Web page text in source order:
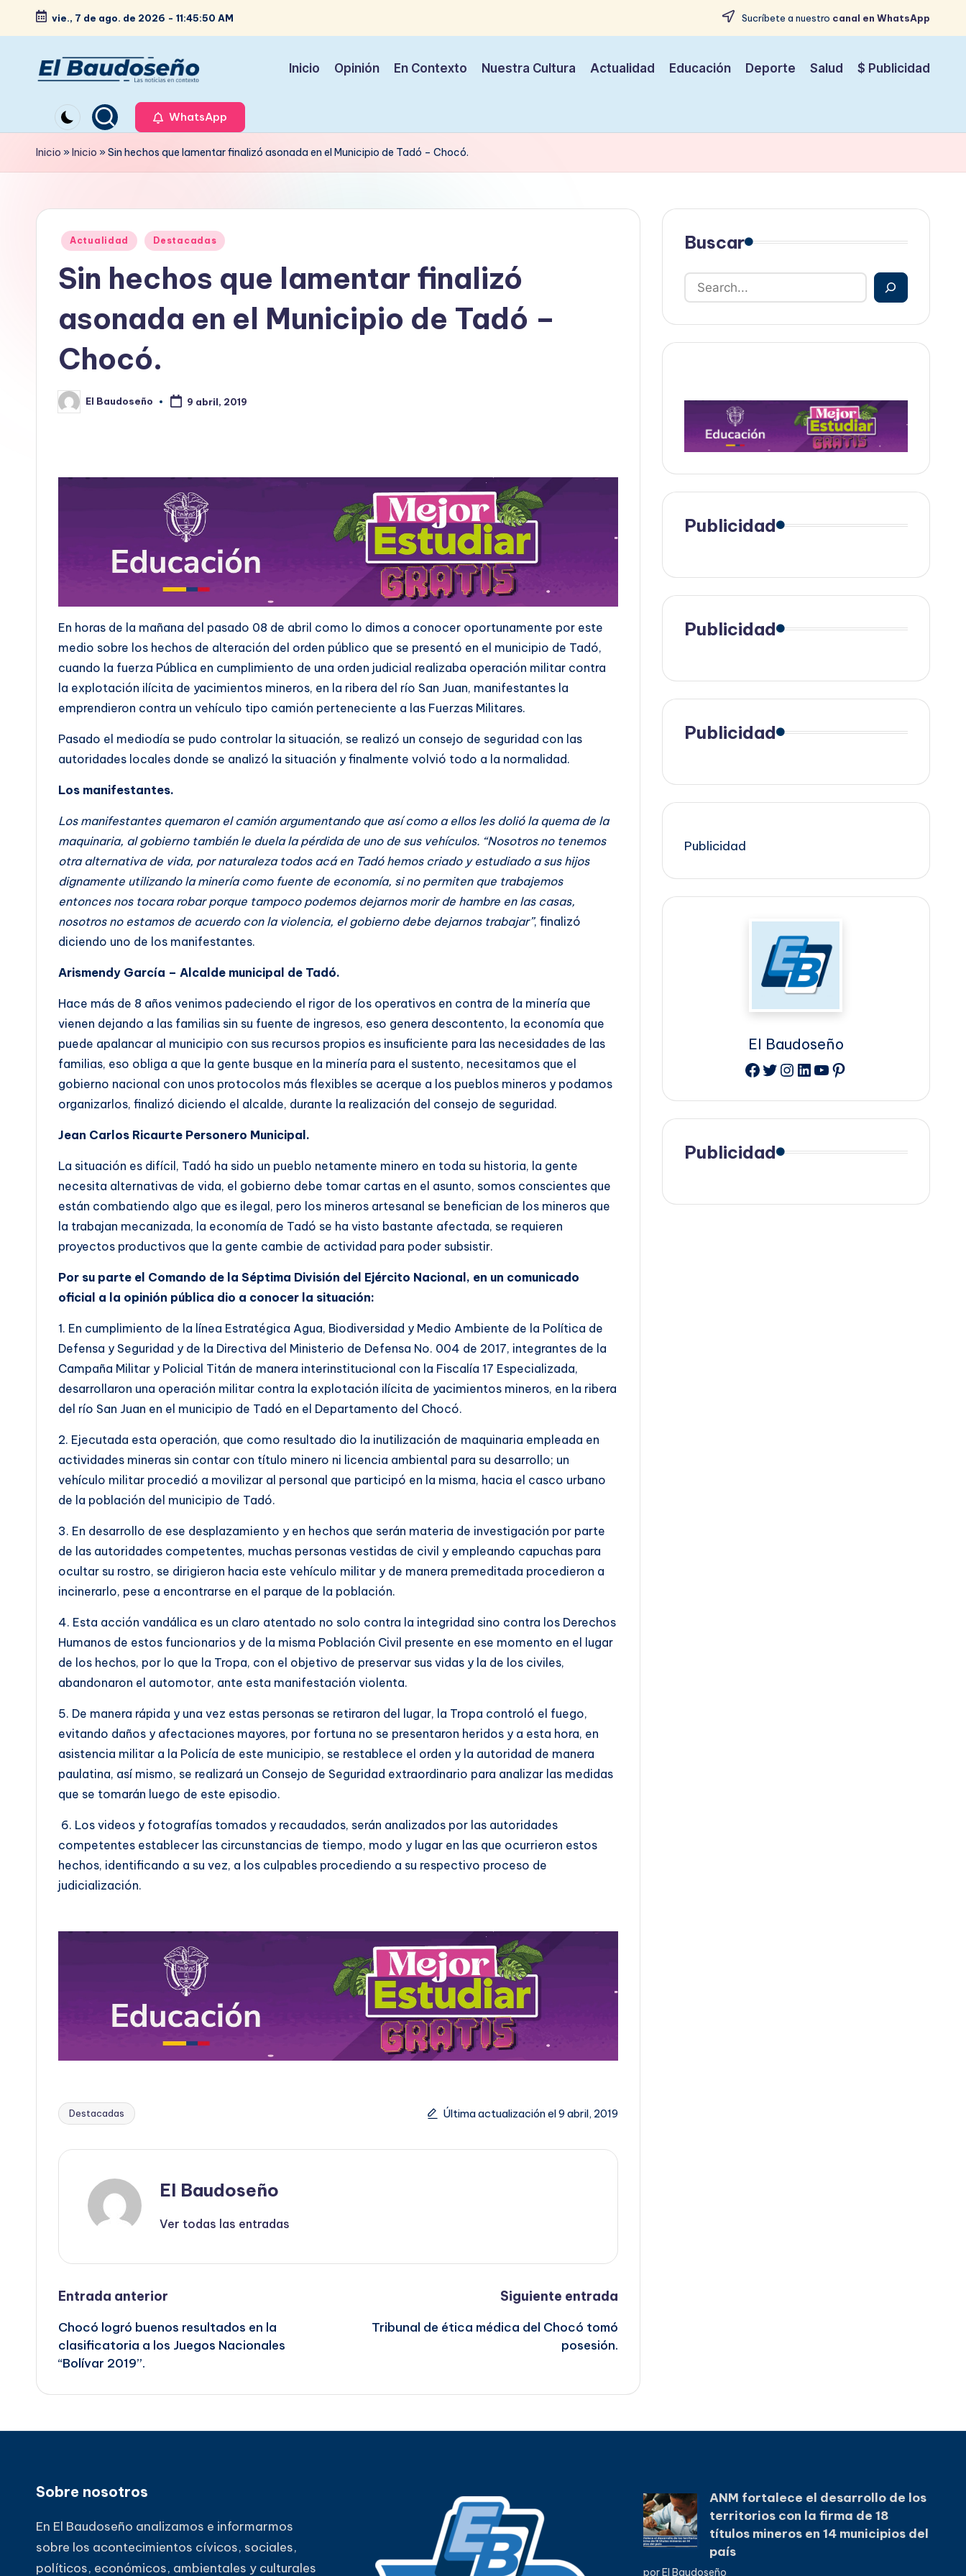
Saltar
contenido
vie., 7 de ago. de 2026 - 11:45:51 AM Sucríbete a nuestro canal en WhatsApp
e
ri
d
noticias
en
contexto
Inicio Opinión En Contexto Nuestra Cultura Actualidad Educación Deporte Salud $ Publicidad
WhatsApp
Inicio »Inicio »Sin hechos que lamentar finalizó asonada en el Municipio de Tadó – Chocó.
Publicado
Actualidad Destacadas
Sin hechos que lamentar finalizó
asonada en el Municipio de Tadó –
Chocó.
Publicado
por
El Baudoseño 9 abril, 2019
En horas de la mañana del pasado 08 de abril como lo dimos a conocer oportunamente por este
medio sobre los hechos de alteración del orden público que se presentó en el municipio de Tadó,
cuando la fuerza Pública en cumplimiento de una orden judicial realizaba operación militar contra
la explotación ilícita de yacimientos mineros, en la ribera del río San Juan, manifestantes la
emprendieron contra un vehículo tipo camión perteneciente a las Fuerzas Militares.
Pasado el mediodía se pudo controlar la situación, se realizó un consejo de seguridad con las
autoridades locales donde se analizó la situación y finalmente volvió todo a la normalidad.
Los manifestantes.
Los manifestantes quemaron el camión argumentando que así como a ellos les dolió la quema de la
maquinaria, al gobierno también le duela la pérdida de uno de sus vehículos. “Nosotros no tenemos
otra alternativa de vida, por naturaleza todos acá en Tadó hemos criado y estudiado a sus hijos
dignamente utilizando la minería como fuente de economía, si no permiten que trabajemos
entonces nos tocara robar porque tampoco podemos dejarnos morir de hambre en las casas,
nosotros no estamos de acuerdo con la violencia, el gobierno debe dejarnos trabajar”, finalizó
diciendo uno de los manifestantes.
Arismendy García – Alcalde municipal de Tadó.
Hace más de 8 años venimos padeciendo el rigor de los operativos en contra de la minería que
vienen dejando a las familias sin su fuente de ingresos, eso genera descontento, la economía que
puede apalancar al municipio con sus recursos propios es insuficiente para las necesidades de las
familias, eso obliga a que la gente busque en la minería para el sustento, necesitamos que el
gobierno nacional con unos protocolos más flexibles se acerque a los pueblos mineros y podamos
organizarlos, finalizó diciendo el alcalde, durante la realización del consejo de seguridad.
Jean Carlos Ricaurte Personero Municipal.
La situación es difícil, Tadó ha sido un pueblo netamente minero en toda su historia, la gente
necesita alternativas de vida, el gobierno debe tomar cartas en el asunto, somos conscientes que
están combatiendo algo que es ilegal, pero los mineros artesanal se benefician de los mineros que
la trabajan mecanizada, la economía de Tadó se ha visto bastante afectada, se requieren
proyectos productivos que la gente cambie de actividad para poder subsistir.
Por su parte el Comando de la Séptima División del Ejército Nacional, en un comunicado
oficial a la opinión pública dio a conocer la situación:
1. En cumplimiento de la línea Estratégica Agua, Biodiversidad y Medio Ambiente de la Política de
Defensa y Seguridad y de la Directiva del Ministerio de Defensa No. 004 de 2017, integrantes de la
Campaña Militar y Policial Titán de manera interinstitucional con la Fiscalía 17 Especializada,
desarrollaron una operación militar contra la explotación ilícita de yacimientos mineros, en la ribera
del río San Juan en el municipio de Tadó en el Departamento del Chocó.
2. Ejecutada esta operación, que como resultado dio la inutilización de maquinaria empleada en
actividades mineras sin contar con título minero ni licencia ambiental para su desarrollo; un
vehículo militar procedió a movilizar al personal que participó en la misma, hacia el casco urbano
de la población del municipio de Tadó.
3. En desarrollo de ese desplazamiento y en hechos que serán materia de investigación por parte
de las autoridades competentes, muchas personas vestidas de civil y empleando capuchas para
ocultar su rostro, se dirigieron hacia este vehículo militar y de manera premeditada procedieron a
incinerarlo, pese a encontrarse en el parque de la población.
4. Esta acción vandálica es un claro atentado no solo contra la integridad sino contra los Derechos
Humanos de estos funcionarios y de la misma Población Civil presente en ese momento en el lugar
de los hechos, por lo que la Tropa, con el objetivo de preservar sus vidas y la de los civiles,
abandonaron el automotor, ante esta manifestación violenta.
5. De manera rápida y una vez estas personas se retiraron del lugar, la Tropa controló el fuego,
evitando daños y afectaciones mayores, por fortuna no se presentaron heridos y a esta hora, en
asistencia militar a la Policía de este municipio, se restablece el orden y la autoridad de manera
paulatina, así mismo, se realizará un Consejo de Seguridad extraordinario para analizar las medidas
que se tomarán luego de este episodio.
6. Los videos y fotografías tomados y recaudados, serán analizados por las autoridades
competentes establecer las circunstancias de tiempo, modo y lugar en las que ocurrieron estos
hechos, identificando a su vez, a los culpables procediendo a su respectivo proceso de
judicialización.
Etiquetas:
Destacadas Última actualización el 9 abril, 2019
El Baudoseño
Ver todas las entradas
Navegación
de
entradas
Entrada anterior
Chocó logró buenos resultados en la
clasificatoria a los Juegos Nacionales
“Bolívar 2019”.
Siguiente entrada
Tribunal de ética médica del Chocó tomó
posesión.
Buscar
Publicidad
Publicidad
Publicidad
Publicidad
El Baudoseño
Facebook
Twitter
Instagram
LinkedIn
YouTube
Pinterest
Publicidad
Sobre nosotros
En El Baudoseño analizamos e informarmos
sobre los acontecimientos cívicos, sociales,
políticos, económicos, ambientales y culturales
ANM fortalece el desarrollo de los
territorios con la firma de 18
títulos mineros en 14 municipios del
país
por El Baudoseño